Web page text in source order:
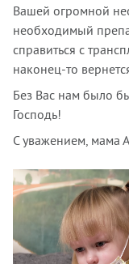
Вашей огромной
необходимый
справиться с
наконец-то
Без Вас нам было
Господь!
С уважением, мама